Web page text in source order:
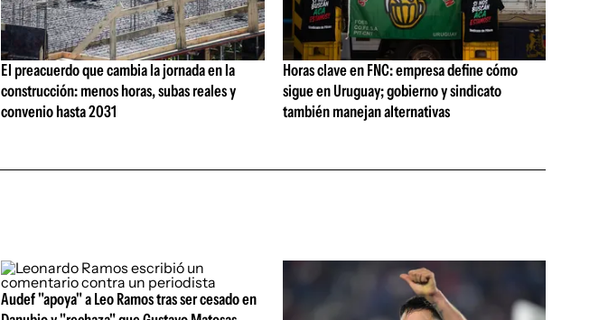
El preacuerdo que cambia la jornada en la
construcción: menos horas, subas reales y
convenio hasta 2031
Horas clave en FNC: empresa define cómo
sigue en Uruguay; gobierno y sindicato
también manejan alternativas
Audef "apoya" a Leo Ramos tras ser cesado en